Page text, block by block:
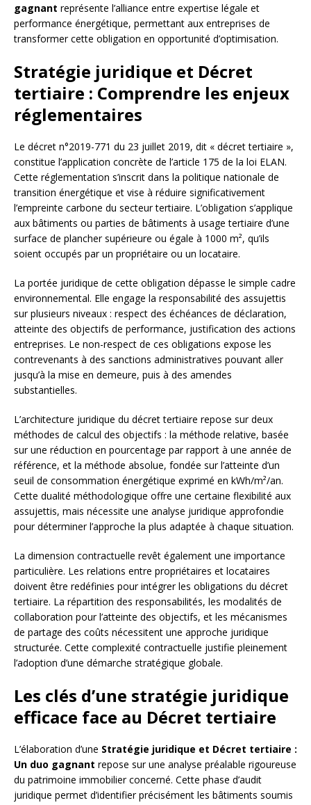
gagnant représente l’alliance entre expertise légale et
performance énergétique, permettant aux entreprises de
transformer cette obligation en opportunité d’optimisation.
Stratégie juridique et Décret
tertiaire : Comprendre les enjeux
réglementaires
Le décret n°2019-771 du 23 juillet 2019, dit « décret tertiaire »,
constitue l’application concrète de l’article 175 de la loi ELAN.
Cette réglementation s’inscrit dans la politique nationale de
transition énergétique et vise à réduire significativement
l’empreinte carbone du secteur tertiaire. L’obligation s’applique
aux bâtiments ou parties de bâtiments à usage tertiaire d’une
surface de plancher supérieure ou égale à 1000 m², qu’ils
soient occupés par un propriétaire ou un locataire.
La portée juridique de cette obligation dépasse le simple cadre
environnemental. Elle engage la responsabilité des assujettis
sur plusieurs niveaux : respect des échéances de déclaration,
atteinte des objectifs de performance, justification des actions
entreprises. Le non-respect de ces obligations expose les
contrevenants à des sanctions administratives pouvant aller
jusqu’à la mise en demeure, puis à des amendes
substantielles.
L’architecture juridique du décret tertiaire repose sur deux
méthodes de calcul des objectifs : la méthode relative, basée
sur une réduction en pourcentage par rapport à une année de
référence, et la méthode absolue, fondée sur l’atteinte d’un
seuil de consommation énergétique exprimé en kWh/m²/an.
Cette dualité méthodologique offre une certaine flexibilité aux
assujettis, mais nécessite une analyse juridique approfondie
pour déterminer l’approche la plus adaptée à chaque situation.
La dimension contractuelle revêt également une importance
particulière. Les relations entre propriétaires et locataires
doivent être redéfinies pour intégrer les obligations du décret
tertiaire. La répartition des responsabilités, les modalités de
collaboration pour l’atteinte des objectifs, et les mécanismes
de partage des coûts nécessitent une approche juridique
structurée. Cette complexité contractuelle justifie pleinement
l’adoption d’une démarche stratégique globale.
Les clés d’une stratégie juridique
efficace face au Décret tertiaire
L’élaboration d’une Stratégie juridique et Décret tertiaire :
Un duo gagnant repose sur une analyse préalable rigoureuse
du patrimoine immobilier concerné. Cette phase d’audit
juridique permet d’identifier précisément les bâtiments soumis